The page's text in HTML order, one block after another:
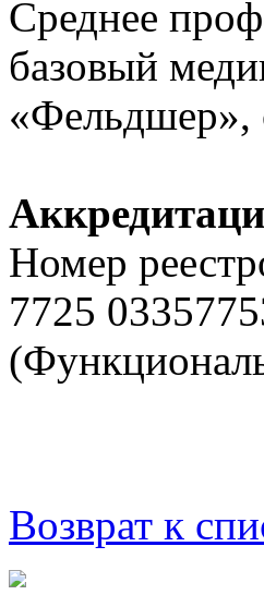
Среднее
базовый
«Фельдшер»,
Номер
7725
Возврат к